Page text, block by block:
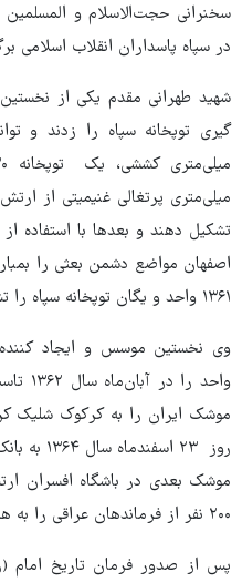
سخنرانی حجت‌الاسلام و المسلمین
در سپاه پاسداران انقلاب اسلامی
شهید طهرانی مقدم یکی از
تشکیل دهند و بعدها با استفاده
اصفهان مواضع دشمن بعثی را
۱۳۶۱ واحد و یگان توپخانه سپاه را تشکیل دهند.
وی نخستین موسس و ایجاد
موشک ایران را به کرکوک شلیک
موشک بعدی در باشگاه افسران
۲۰۰ نفر از فرماندهان عراقی را به هلاکت رساند.
پس از صدور فرمان تاریخ امام